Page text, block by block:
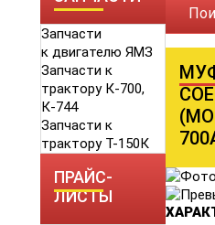
Запчасти
к двигателю ЯМЗ
Запчасти к
трактору К-700,
К-744
Запчасти к
трактору Т-150К
ПРАЙС-
ЛИСТЫ